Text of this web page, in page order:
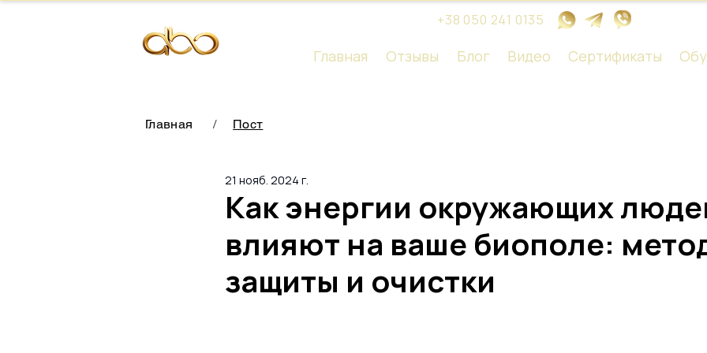
+38 050 241 0135
Главная Отзывы Блог Видео Сертификаты
Главная / Пост
Как энергии окружающих
влияют на ваше биополе:
защиты и очистки
21 нояб. 2024 г.